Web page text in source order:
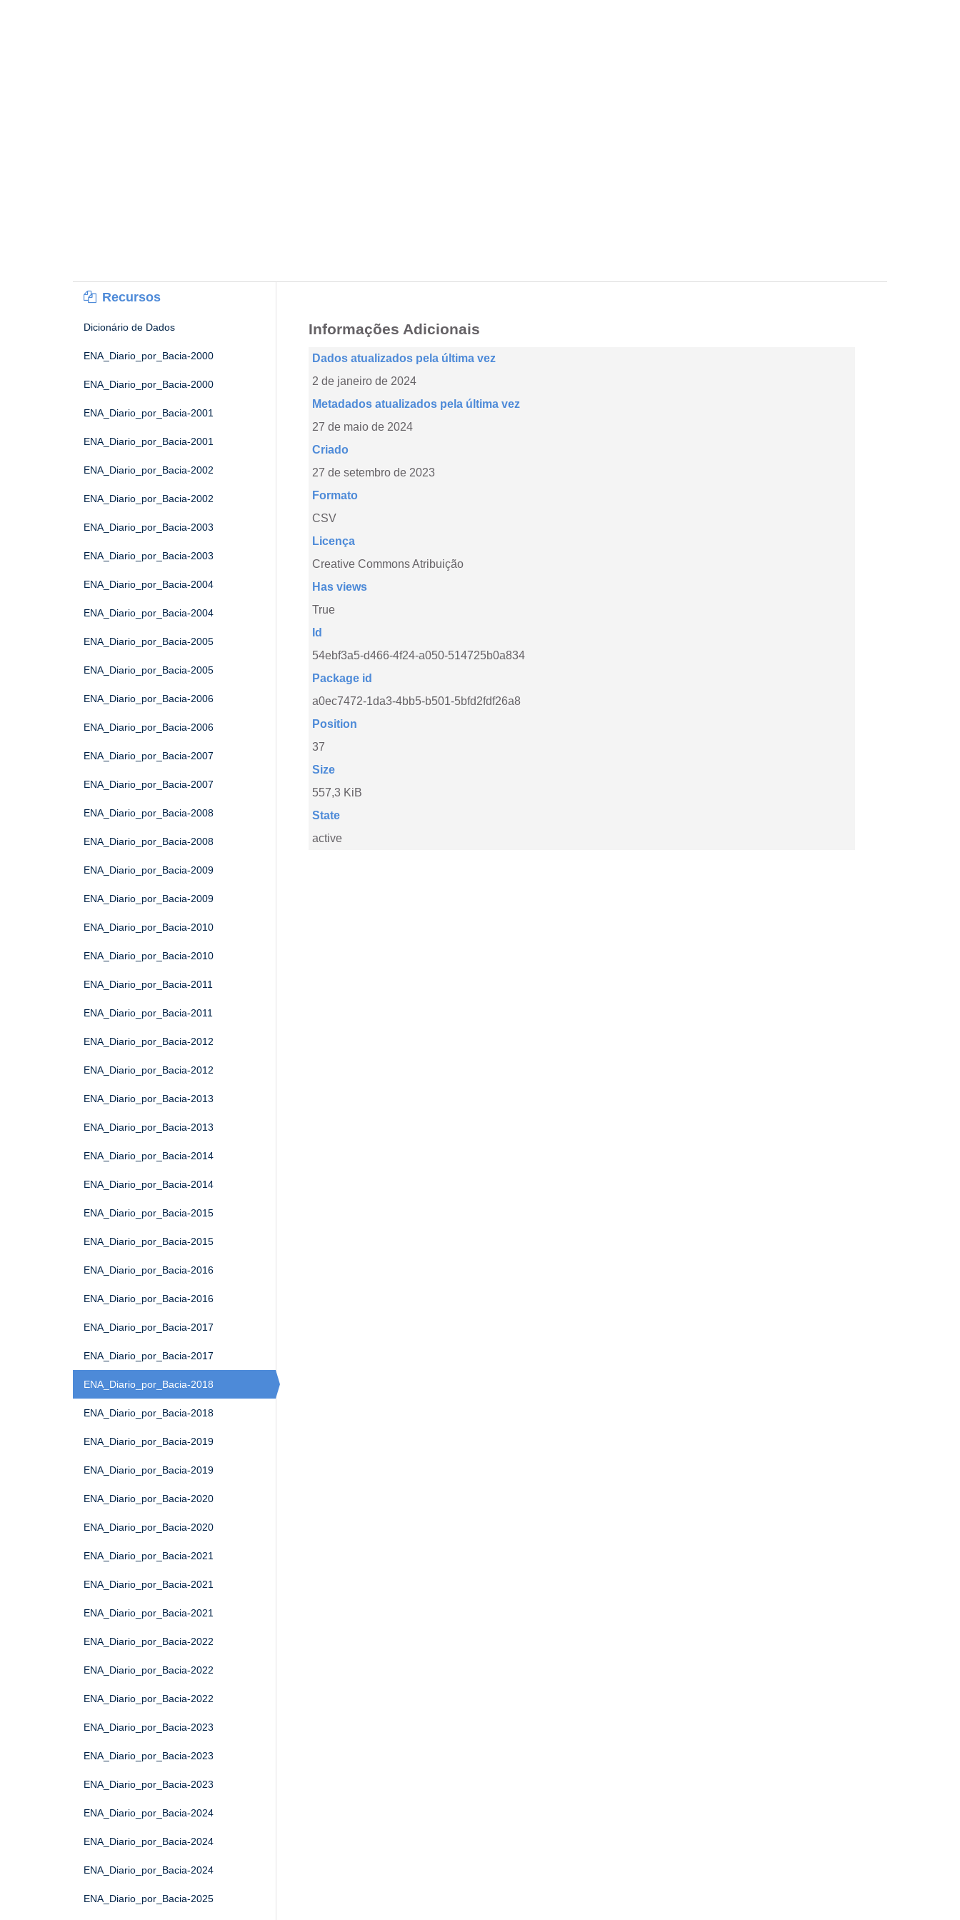
Recursos
Dicionário de Dados
ENA_Diario_por_Bacia-2000
ENA_Diario_por_Bacia-2000
ENA_Diario_por_Bacia-2001
ENA_Diario_por_Bacia-2001
ENA_Diario_por_Bacia-2002
ENA_Diario_por_Bacia-2002
ENA_Diario_por_Bacia-2003
ENA_Diario_por_Bacia-2003
ENA_Diario_por_Bacia-2004
ENA_Diario_por_Bacia-2004
ENA_Diario_por_Bacia-2005
ENA_Diario_por_Bacia-2005
ENA_Diario_por_Bacia-2006
ENA_Diario_por_Bacia-2006
ENA_Diario_por_Bacia-2007
ENA_Diario_por_Bacia-2007
ENA_Diario_por_Bacia-2008
ENA_Diario_por_Bacia-2008
ENA_Diario_por_Bacia-2009
ENA_Diario_por_Bacia-2009
ENA_Diario_por_Bacia-2010
ENA_Diario_por_Bacia-2010
ENA_Diario_por_Bacia-2011
ENA_Diario_por_Bacia-2011
ENA_Diario_por_Bacia-2012
ENA_Diario_por_Bacia-2012
ENA_Diario_por_Bacia-2013
ENA_Diario_por_Bacia-2013
ENA_Diario_por_Bacia-2014
ENA_Diario_por_Bacia-2014
ENA_Diario_por_Bacia-2015
ENA_Diario_por_Bacia-2015
ENA_Diario_por_Bacia-2016
ENA_Diario_por_Bacia-2016
ENA_Diario_por_Bacia-2017
ENA_Diario_por_Bacia-2017
ENA_Diario_por_Bacia-2018
ENA_Diario_por_Bacia-2018
ENA_Diario_por_Bacia-2019
ENA_Diario_por_Bacia-2019
ENA_Diario_por_Bacia-2020
ENA_Diario_por_Bacia-2020
ENA_Diario_por_Bacia-2021
ENA_Diario_por_Bacia-2021
ENA_Diario_por_Bacia-2021
ENA_Diario_por_Bacia-2022
ENA_Diario_por_Bacia-2022
ENA_Diario_por_Bacia-2022
ENA_Diario_por_Bacia-2023
ENA_Diario_por_Bacia-2023
ENA_Diario_por_Bacia-2023
ENA_Diario_por_Bacia-2024
ENA_Diario_por_Bacia-2024
ENA_Diario_por_Bacia-2024
ENA_Diario_por_Bacia-2025
Informações Adicionais
Dados atualizados pela última vez
2 de janeiro de 2024
Metadados atualizados pela última vez
27 de maio de 2024
Criado
27 de setembro de 2023
Formato
CSV
Licença
Creative Commons Atribuição
Has views
True
Id
54ebf3a5-d466-4f24-a050-514725b0a834
Package id
a0ec7472-1da3-4bb5-b501-5bfd2fdf26a8
Position
37
Size
557,3 KiB
State
active